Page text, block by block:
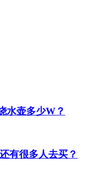
水壶多少W？
有很多人去买？